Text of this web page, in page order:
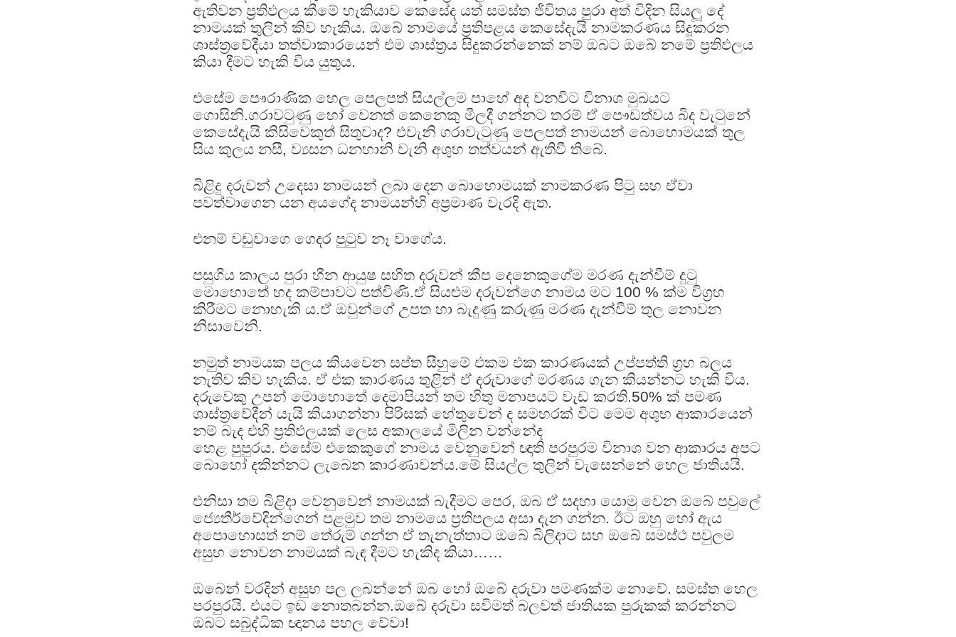
ඇතිවන ප්‍රතිඵලය කීමේ හැකියාව කෙසේද යත් සමස්ත ජීවිතය පුරා අත් විදින සියලූ දේ
නාමයක් තුලින් කිව හැකිය. ඔබේ නාමයේ ප්‍රතිපළය කෙසේදැයි නාමකරණය සිදූකරන
ශාස්ත්‍රවේදීයා තත්වාකාරයෙන් එම ශාස්ත්‍රය සිදුකරන්නෙක් නම් ඔබට ඔබේ නමේ ප්‍රතිඵලය
කියා දීමට හැකි විය යුතුය.
එසේම පෞරාණික හෙල පෙලපත් සියල්ලම පාහේ අද වනවිට විනාශ මුඛයට
ගොසිනි.ගරාවටුණු හෝ වෙනත් කෙනෙකු මීලදී ගන්නට තරම් ඒ පෞඩත්වය බිද වැටුනේ
කෙසේදැයි කිසිවෙකුත් සිතුවාද? එවැනි ගරාවැටුණු පෙලපත් නාමයන් බොහොමයක් තුල
සිය කුලය නසී, ව්‍යසන ධනහානි වැනි අශුභ තත්වයන් ඇතිවී තිබේ.
බිළිදු දරුවන් උදෙසා නාමයන් ලබා දෙන බොහොමයක් නාමකරණ පිටු සහ ඒවා
පවත්වාගෙන යන අයගේද නාමයන්හි අප්‍රමාණ වැරදි ඇත.
එනම් වඩුවාගෙ ගෙදර පුටුව නෑ වාගේය.
පසුගිය කාලය පුරා හීන ආයුෂ සහිත දරුවන් කීප දෙනෙකුගේම මරණ දැන්වීම් දුටු
මොහොතේ හද කම්පාවට පත්විණි.ඒ සියළුම දරුවන්ගෙ නාමය මට 100 % ක්ම විග්‍රහ
කිරීමට නොහැකි ය.ඒ ඔවුන්ගේ උපත හා බැදුණු කරුණු මරණ දැන්වීම් තුල නොවන
නිසාවෙනි.
නමුත් නාමයක පලය කියවෙන සප්ත සීහුමේ එකම එක කාරණයක් උප්පත්ති ග්‍රහ බලය
නැතිව කිව හැකිය. ඒ එක කාරණය තුළින් ඒ දරුවාගේ මරණය ගැන කියන්නට හැකි විය.
දරුවෙකු උපන් මොහොතේ දෙමාපියන් තම හිතු මනාපයට වැඩ කරති.50% ක් පමණ
ශාස්ත්‍රවේදීන් යැයි කියාගන්නා පිරිසක් හේතුවෙන් ද සමහරක් විට මෙම අශුභ ආකාරයෙන්
නම් බැද එහි ප්‍රතිඵලයක් ලෙස අකාලයේ මිලින වන්නේද
හෙළ පුපුරය. එසේම එකෙකුගේ නාමය වෙනුවෙන් ඥාති පරපුරම විනාශ වන ආකාරය අපට
බොහෝ දකින්නට ලැබෙන කාරණාවන්ය.මේ සියල්ල තුලින් වැසෙන්නේ හෙල ජාතියයි.
එනිසා තම බිළිදා වෙනුවෙන් නාමයක් බැදීමට පෙර, ඔබ ඒ සදහා යොමු වෙන ඔබේ පවුලේ
ජ්‍යෙතීර්වේදින්ගෙන් පළමුව තම නාමයෙ ප්‍රතිපලය අසා දැන ගන්න. ඊට ඔහු හෝ ඇය
අපොහොසත් නම් තේරුම් ගන්න ඒ තැනැත්තාට ඔබේ බිලිදාට සහ ඔබේ සමස්ථ පවුලම
අසුභ නොවන නාමයක් බැඳ දීමට හැකිද කියා……
ඔබෙන් වරදින් අසුභ පල ලබන්නේ ඔබ හෝ ඔබේ දරුවා පමණක්ම නොවේ. සමස්ත හෙල
පරපුරයි. එයට ඉඩ නොතබන්න.ඔබේ දරුවා සවිමත් බලවත් ජාතියක පුරුකක් කරන්නට
ඔබට සබුද්ධික ඥානය පහල වේවා!